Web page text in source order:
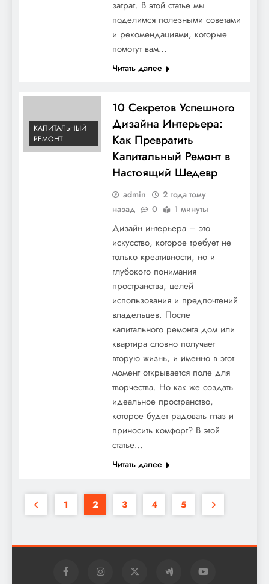
затрат. В этой статье мы
поделимся полезными советами
и рекомендациями, которые
помогут вам…
Читать далее
КАПИТАЛЬНЫЙ
РЕМОНТ
10 Секретов Успешного
Дизайна Интерьера:
Как Превратить
Капитальный Ремонт в
Настоящий Шедевр
admin
2 года тому
назад
0 1 минуты
Дизайн интерьера – это
искусство, которое требует не
только креативности, но и
глубокого понимания
пространства, целей
использования и предпочтений
владельцев. После
капитального ремонта дом или
квартира словно получает
вторую жизнь, и именно в этот
момент открывается поле для
творчества. Но как же создать
идеальное пространство,
которое будет радовать глаз и
приносить комфорт? В этой
статье…
Читать далее
1 2 3 4 5